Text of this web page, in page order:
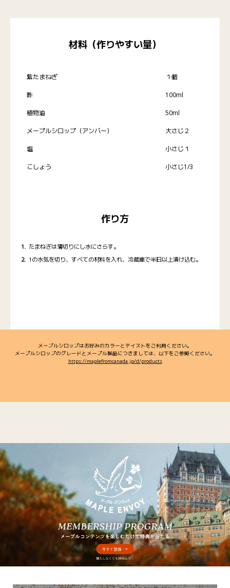
材料（作りやすい量）
紫たまねぎ １個
酢 100ml
植物油 50ml
メープルシロップ（アンバー） 大さじ２
塩 小さじ１
こしょう 小さじ1/3
作り方
たまねぎは薄切りにし水にさらす。
1の水気を切り、すべての材料を入れ、冷蔵庫で半日以上漬け込む。
メープルシロップはお好みのカラーとテイストをご利用ください。
メープルシロップのグレードとメープル製品につきましては、以下をご参照ください。
https://maplefromcanada.jp/d/products